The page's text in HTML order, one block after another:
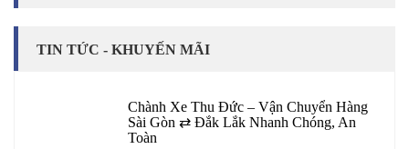
TIN TỨC - KHUYẾN MÃI
Chành Xe Thu Đức – Vận Chuyển Hàng
Sài Gòn ⇄ Đắk Lắk Nhanh Chóng, An
Toàn